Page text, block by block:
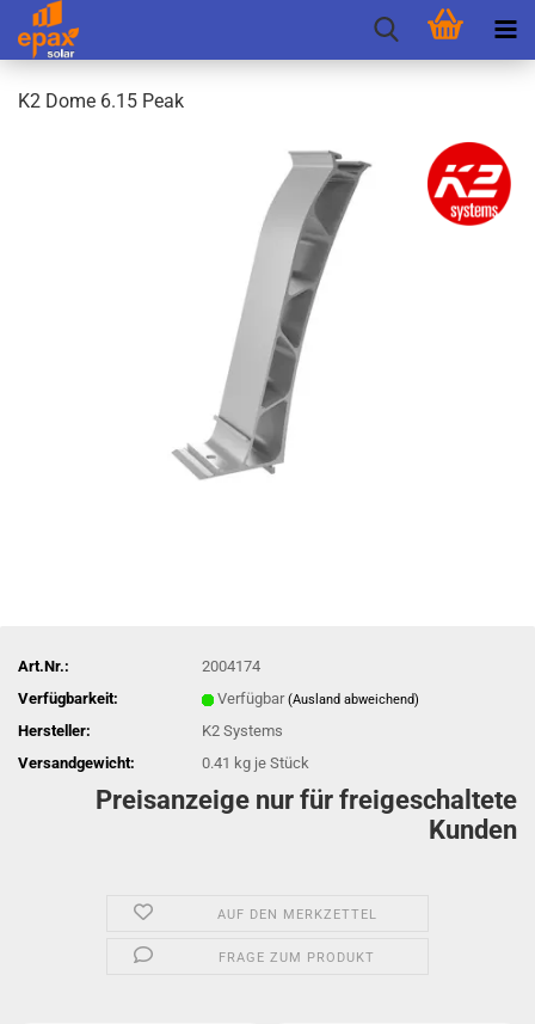
K2 Dome 6.15 Peak
Art.Nr.:
2004174
Verfügbarkeit:
Verfügbar(Ausland abweichend)
Hersteller:
K2 Systems
Versandgewicht:
0.41 kg je Stück
Preisanzeige nur für freigeschaltete
Kunden
AUF DEN MERKZETTEL
FRAGE ZUM PRODUKT